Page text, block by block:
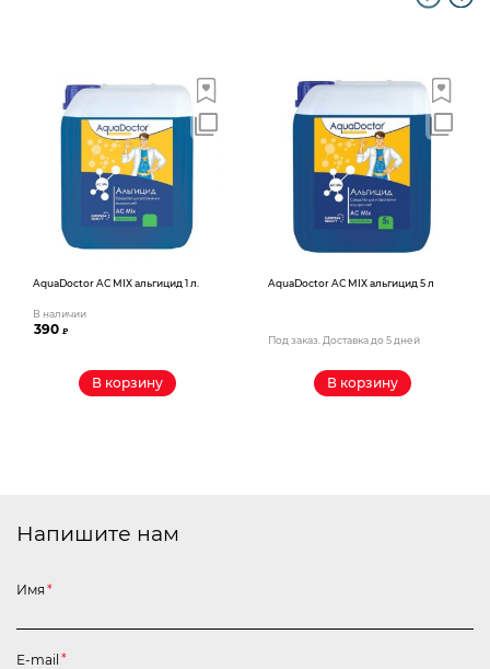
AquaDoctor AС MIX альгицид 1 л.
В наличии
390₽
В корзину
AquaDoctor AС MIX альгицид 5 л
Под заказ. Доставка до 5 дней
В корзину
Напишите нам
Имя *
E-mail *